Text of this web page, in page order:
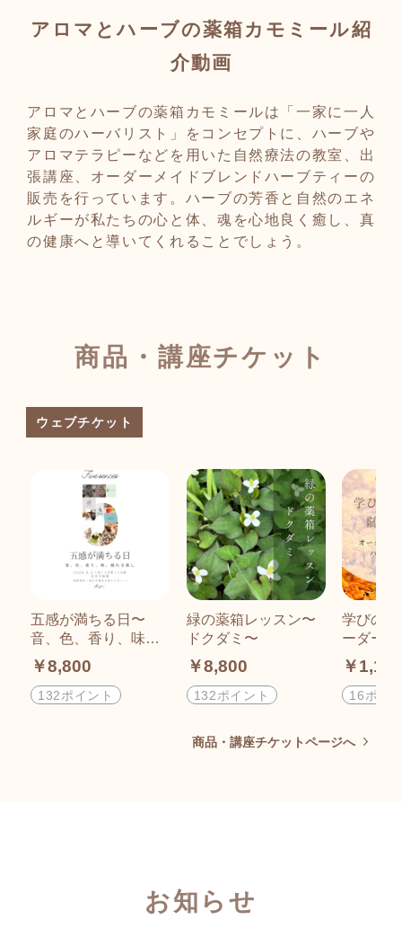
アロマとハーブの薬箱カモミール紹
介動画
アロマとハーブの薬箱カモミールは「一家に一人
家庭のハーバリスト」をコンセプトに、ハーブや
アロマテラピーなどを用いた自然療法の教室、出
張講座、オーダーメイドブレンドハーブティーの
販売を行っています。ハーブの芳香と自然のエネ
ルギーが私たちの心と体、魂を心地良く癒し、真
の健康へと導いてくれることでしょう。
商品・講座チケット
ウェブチケット
五感が満ちる日〜
音、色、香り、味、
触れる癒し
￥8,800
132ポイント
緑の薬箱レッスン〜
ドクダミ〜
￥8,800
132ポイント
学びの
ーダー
ティー
￥
16ポイ
商品・講座チケットページへ
お知らせ